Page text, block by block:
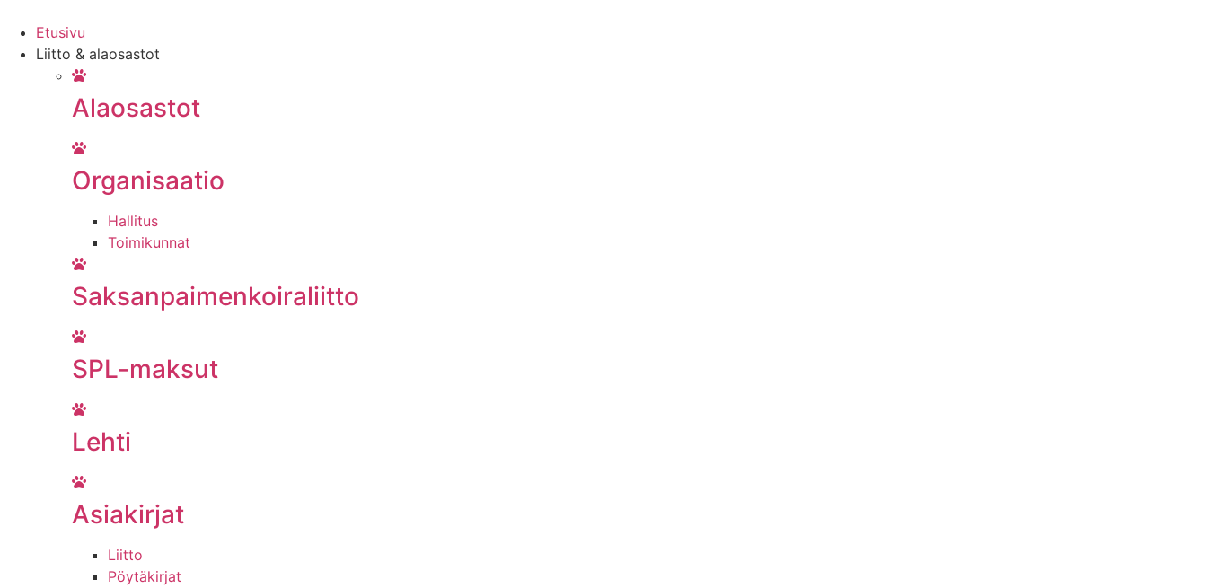
sisältöönEtusivu
Liitto & alaosastot
Alaosastot
Organisaatio
Hallitus
Toimikunnat
Saksanpaimenkoiraliitto
SPL-maksut
Lehti
Asiakirjat
Liitto
Pöytäkirjat